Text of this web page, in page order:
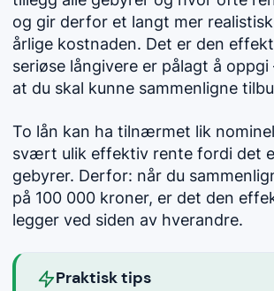
og gir derfor et langt mer
årlige kostnaden. Det er den
seriøse långivere er pålagt å
at du skal kunne sammenligne
To lån kan ha tilnærmet lik
svært ulik effektiv rente fordi det
gebyrer. Derfor: når du
på 100 000 kroner, er det den
legger ved siden av hverandre.
Praktisk tips